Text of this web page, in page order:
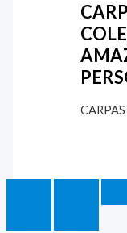
CARPAS